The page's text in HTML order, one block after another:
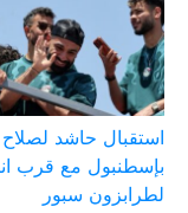
استقبال حاشد لصلاح
بإسطنبول مع قرب
لطرابزون سبور